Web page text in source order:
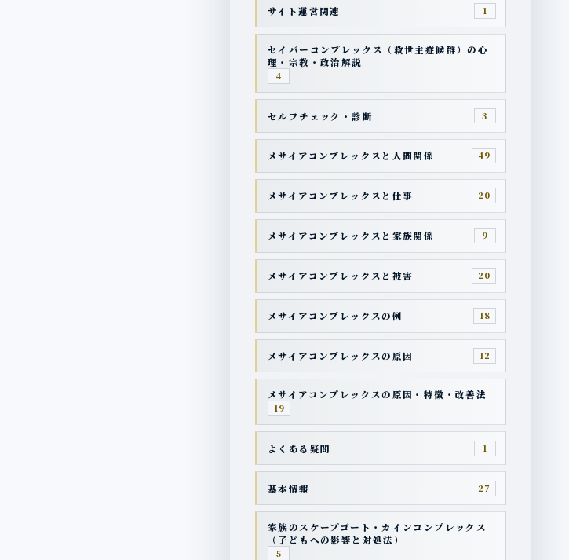
サイト運営関連 1
セイバーコンプレックス（救世主症候群）の心
理・宗教・政治解説
4
セルフチェック・診断 3
メサイアコンプレックスと人間関係 49
メサイアコンプレックスと仕事 20
メサイアコンプレックスと家族関係 9
メサイアコンプレックスと被害 20
メサイアコンプレックスの例 18
メサイアコンプレックスの原因 12
メサイアコンプレックスの原因・特徴・改善法
19
よくある疑問 1
基本情報 27
家族のスケープゴート・カインコンプレックス
（子どもへの影響と対処法）
5